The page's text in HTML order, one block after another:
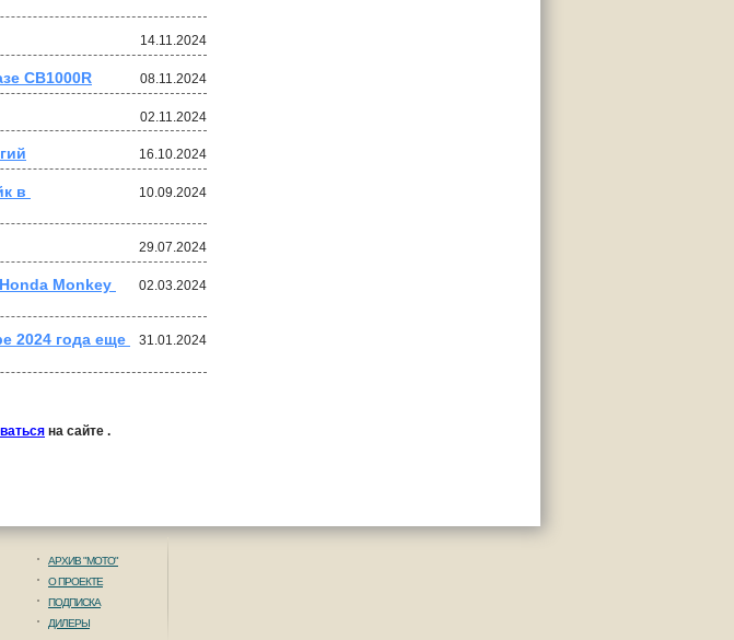
14.11.2024
08.11.2024
CB1000R
02.11.2024
16.10.2024
10.09.2024
в
29.07.2024
02.03.2024
Monkey
31.01.2024
2024 года еще
на сайте .
АРХИВ "МОТО"
О ПРОЕКТЕ
ПОДПИСКА
ДИЛЕРЫ